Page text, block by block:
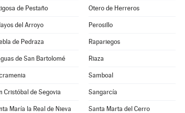
de Pestaño Otero de Herreros
del Arroyo Perosillo
de Pedraza Rapariegos
de San Bartolomé Riaza
Samboal
Cristóbal de Segovia Sangarcía
María la Real de Nieva Santa Marta del Cerro